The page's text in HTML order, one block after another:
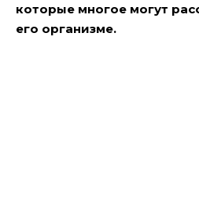
которые многое могут
его организме.